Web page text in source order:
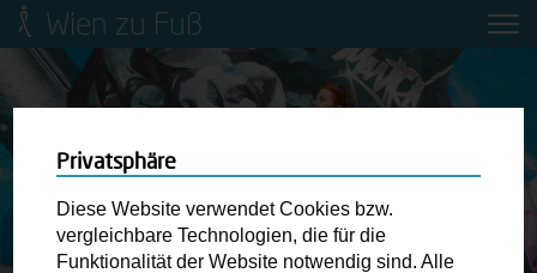
Wien zu Fuß
Mobilitätsbildung für Kinder und
Jugendliche
Ringstraße-Neugestaltung
Wiener Fußwegekarte
Privatsphäre
Diese Website verwendet Cookies bzw.
vergleichbare Technologien, die für die
Funktionalität der Website notwendig sind. Alle